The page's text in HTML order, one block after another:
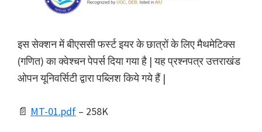
इस सेक्शन में बीएससी फर्स्ट इयर के छात्रों के लिए मैथमेटिक्स
(गणित) का क्वेश्चन पेपर्स दिया गया है | यह प्रश्नपत्र उत्तराखंड
ओपन यूनिवर्सिटी द्वारा पब्लिश किये गये हैं |
📄 MT-01.pdf – 258K